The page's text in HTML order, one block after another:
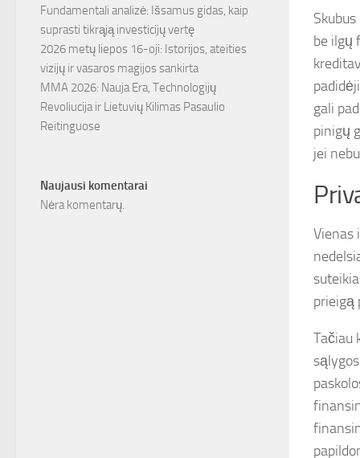
be ilgų
gali
pinigų
jei
Vienas
prieigą
Tačiau
Fundamentali analizė: Išsamus gidas, kaip
suprasti tikrąją investicijų vertę
2026 metų liepos 16-oji: Istorijos, ateities
vizijų ir vasaros magijos sankirta
MMA 2026: Nauja Era, Technologijų
Revoliucija ir Lietuvių Kilimas Pasaulio
Reitinguose
Naujausi komentarai
Nėra komentarų.